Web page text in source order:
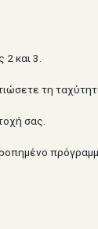
και 3.
τη
σας.